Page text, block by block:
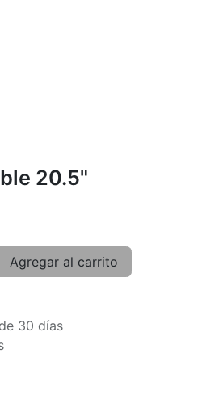
20.5"
Agregar al carrito
30 días